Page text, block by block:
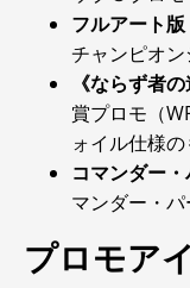
フルアート版
チャンピオ
《ならず者の
賞プロモ（
ォイル仕様の
コマンダー
マンダー・パ
プロモア